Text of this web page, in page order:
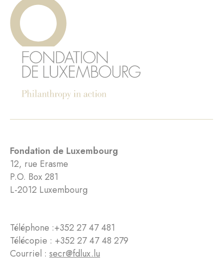
Fondation de Luxembourg
12, rue Erasme
P.O. Box 281
L-2012 Luxembourg
Téléphone :+352 27 47 481
Télécopie : +352 27 47 48 279
Courriel : secr@fdlux.lu